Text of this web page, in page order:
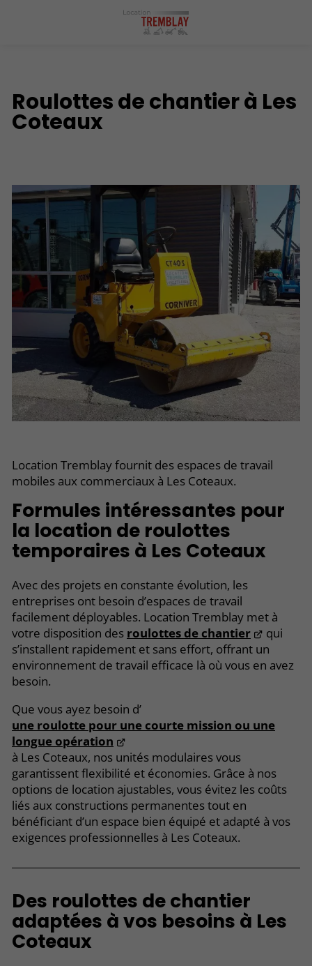
Roulottes de chantier à Les
Coteaux
Location Tremblay fournit des espaces de travail
mobiles aux commerciaux à Les Coteaux.
Formules intéressantes pour
la location de roulottes
temporaires à Les Coteaux
Avec des projets en constante évolution, les
entreprises ont besoin d’espaces de travail
facilement déployables. Location Tremblay met à
votre disposition des roulottes de chantier
qui
s’installent rapidement et sans effort, offrant un
environnement de travail efficace là où vous en avez
besoin.
Que vous ayez besoin d’
une roulotte pour une courte mission ou une
longue opération
à Les Coteaux, nos unités modulaires vous
garantissent flexibilité et économies. Grâce à nos
options de location ajustables, vous évitez les coûts
liés aux constructions permanentes tout en
bénéficiant d’un espace bien équipé et adapté à vos
exigences professionnelles à Les Coteaux.
Des roulottes de chantier
adaptées à vos besoins à Les
Coteaux